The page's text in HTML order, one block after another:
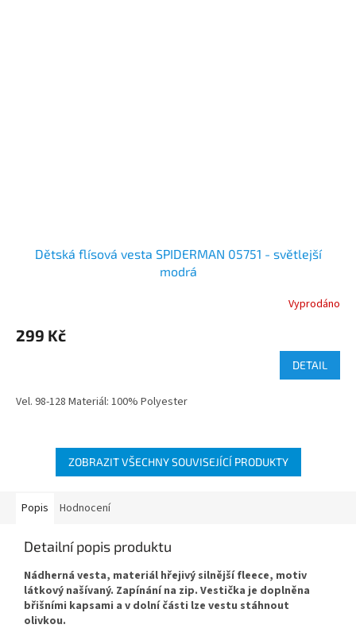
Dětská flísová vesta SPIDERMAN 05751 - světlejší
modrá
Vyprodáno
299 Kč
DETAIL
Vel. 98-128 Materiál: 100% Polyester
ZOBRAZIT VŠECHNY SOUVISEJÍCÍ PRODUKTY
Popis Hodnocení
Detailní popis produktu
Nádherná vesta, materiál hřejivý silnější fleece, motiv
látkový našívaný. Zapínání na zip. Vestička je doplněna
břišními kapsami a v dolní části lze vestu stáhnout
olivkou.